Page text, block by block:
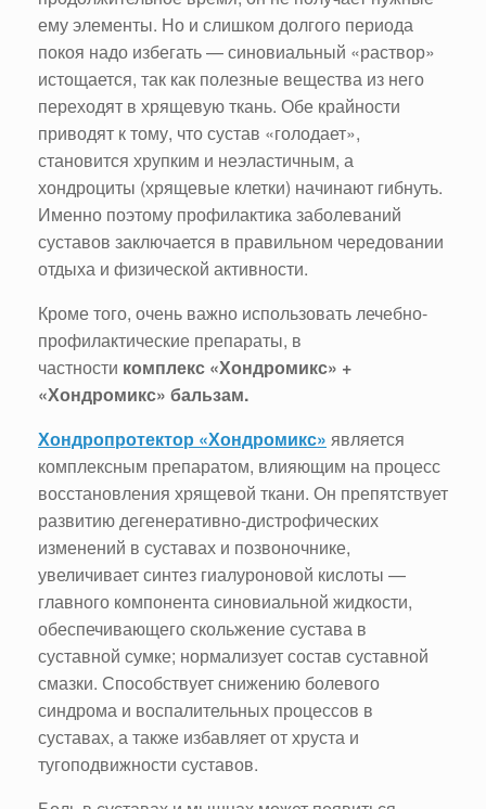
ему элементы. Но и слишком долгого периода
покоя надо избегать — синовиальный «раствор»
истощается, так как полезные вещества из него
переходят в хрящевую ткань. Обе крайности
приводят к тому, что сустав «голодает»,
становится хрупким и неэластичным, а
хондроциты (хрящевые клетки) начинают гибнуть.
Именно поэтому профилактика заболеваний
суставов заключается в правильном чередовании
отдыха и физической активности.
Кроме того, очень важно использовать лечебно-
профилактические препараты, в
частности комплекс «Хондромикс» +
«Хондромикс» бальзам.
Хондропротектор «Хондромикс» является
комплексным препаратом, влияющим на процесс
восстановления хрящевой ткани. Он препятствует
развитию дегенеративно-дистрофических
изменений в суставах и позвоночнике,
увеличивает синтез гиалуроновой кислоты —
главного компонента синовиальной жидкости,
обеспечивающего скольжение сустава в
суставной сумке; нормализует состав суставной
смазки. Способствует снижению болевого
синдрома и воспалительных процессов в
суставах, а также избавляет от хруста и
тугоподвижности суставов.